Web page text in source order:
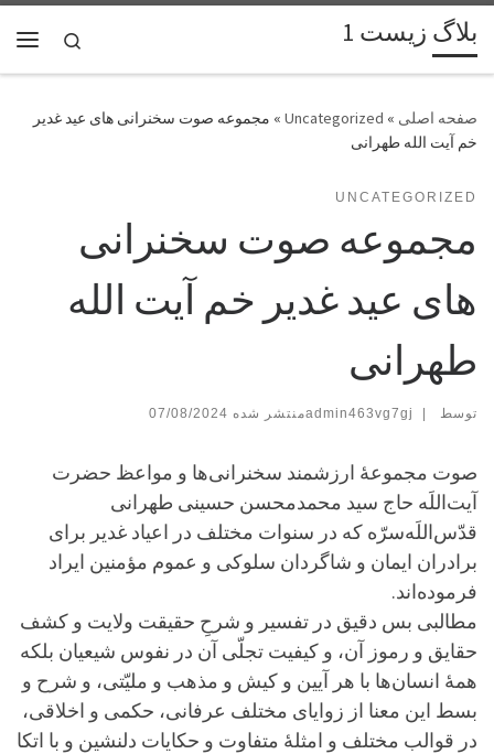
پرش به محتوا بلاگ زیست 1
Search
»
Uncategorized
» مجموعه صوت سخنرانی های عید غدیر
خم آیت الله طهرانی
UNCATEGORIZED
مجموعه صوت سخنرانی
های عید غدیر خم آیت الله
طهرانی
توسط admin463vg7gj |
07/08/2024
صوت مجموعۀ ارزشمند سخنرانی‌ها و مواعظ حضرت
آیت‌اللَه حاج سید محمدمحسن حسینی طهرانی
قدّس‌اللَه‌سرّه که در سنوات مختلف در اعیاد غدیر برای
برادران ایمان و شاگردان سلوکی و عموم مؤمنین ایراد
فرموده‌اند.
مطالبی بس دقیق در تفسیر و شرحِ حقیقت ولایت و کشف
حقایق و رموز آن، و کیفیت تجلّی آن در نفوس شیعیان بلکه
همۀ انسان‌ها با هر آیین و کیش و مذهب و ملیّتی، و شرح و
بسط این معنا از زوایای مختلف عرفانی، حکمی و اخلاقی،
در قوالب مختلف و امثلۀ متفاوت و حکایات دلنشین و با اتکا